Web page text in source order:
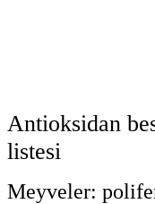
Antioksidan
listesi
Meyveler: